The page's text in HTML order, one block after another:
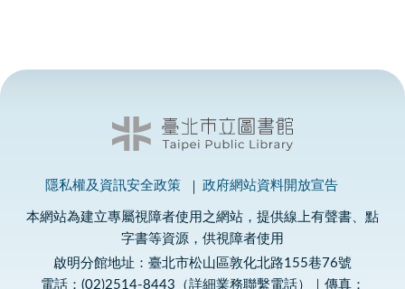
隱私權及資訊安全政策 政府網站資料開放宣告
本網站為建立專屬視障者使用之網站，提供線上有聲書、點
字書等資源，供視障者使用
啟明分館地址：臺北市松山區敦化北路155巷76號
電話：(02)2514-8443（詳細業務聯繫電話）｜傳真：